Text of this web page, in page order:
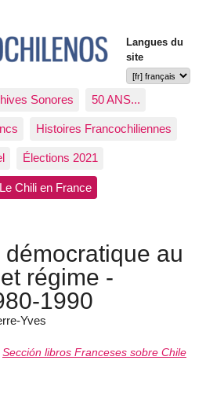
Langues du
site
Sonores 50 ANS...
Histoires Francochiliennes
Élections 2021
Le Chili en France
au
régime -
1990
Yves
Sección libros Franceses sobre Chile